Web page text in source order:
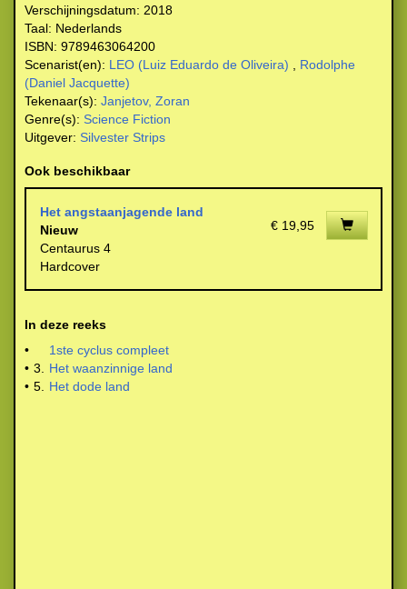
Verschijningsdatum: 2018
Taal: Nederlands
ISBN: 9789463064200
Scenarist(en): LEO (Luiz Eduardo de Oliveira)
Rodolphe
(Daniel Jacquette)
Tekenaar(s): Janjetov, Zoran
Genre(s): Science Fiction
Uitgever: Silvester Strips
Ook beschikbaar
Het angstaanjagende land
Nieuw
Centaurus 4
Hardcover
€ 19,95
In deze reeks
•
1ste cyclus compleet
• 3.
Het waanzinnige land
• 5. Het dode land